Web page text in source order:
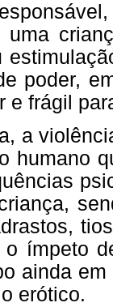
uma
poder,
e frágil
a
humano
o ímpeto
ainda
erótico.